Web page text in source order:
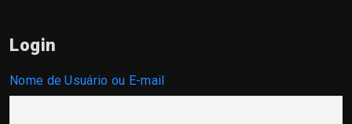
Login
Nome de Usuário ou E-mail